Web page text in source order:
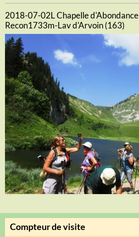
2018-07-02L Chapelle
Recon1733m-Lav d'Arvoin (163)
Compteur de visite